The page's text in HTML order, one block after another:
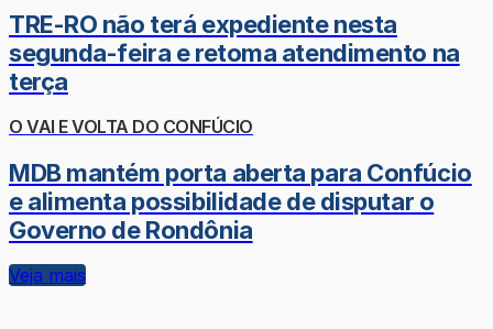
TRE-RO não terá expediente nesta
segunda-feira e retoma atendimento na
terça
O VAI E VOLTA DO CONFÚCIO
MDB mantém porta aberta para Confúcio
e alimenta possibilidade de disputar o
Governo de Rondônia
Veja mais